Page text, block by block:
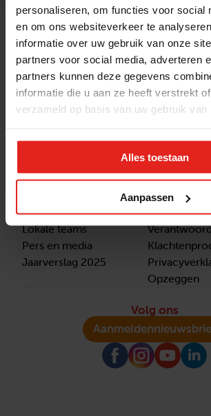
personaliseren, om functies voor social
en om ons websiteverkeer te
informatie over uw gebruik van onze
partners voor social media, adverteren
partners kunnen deze gegevens
informatie die u aan ze heeft verstrekt
verzameld op basis van uw gebruik van
Alles toestaan
Aanpassen
Stichting Met je hart
Stichting Met je hart laat
Actuele vacatures
Lokale teams
Pers en media
Jaarverslag 2025
Contact
Contact
Opzeggen
Volg ons
Aanmelden